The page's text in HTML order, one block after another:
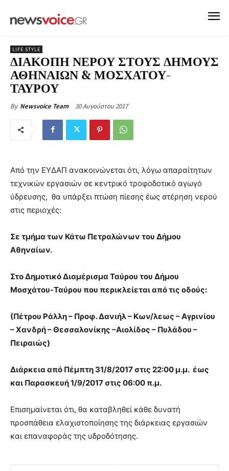
LIFE STYLE
ΔΙΑΚΟΠΗ ΝΕΡΟΥ ΣΤΟΥΣ ΔΗΜΟΥΣ
ΑΘΗΝΑΙΩΝ & ΜΟΣΧΑΤΟΥ-
ΤΑΥΡΟΥ
By Newsvoice Team 30 Αυγούστου 2017
Από την ΕΥΔΑΠ ανακοινώνεται ότι, λόγω απαραίτητων
τεχνικών εργασιών σε κεντρικό τροφοδοτικό αγωγό
ύδρευσης, θα υπάρξει πτώση πίεσης έως στέρηση νερού
στις περιοχές:
Σε τμήμα των Κάτω Πετραλώνων του Δήμου
Αθηναίων.
Στο Δημοτικό Διαμέρισμα Ταύρου του Δήμου
Μοσχάτου-Ταύρου που περικλείεται από τις οδούς:
(Πέτρου Ράλλη – Προφ. Δανιήλ – Κων/λεως – Αγρινίου
– Χανδρή – Θεσσαλονίκης –Αιολίδος – Πυλάδου –
Πειραιώς)
Διάρκεια από Πέμπτη 31/8/2017 στις 22:00 μ.μ. έως
και Παρασκευή 1/9/2017 στις 06:00 π.μ.
Επισημαίνεται ότι, θα καταβληθεί κάθε δυνατή
προσπάθεια ελαχιστοποίησης της διάρκειας εργασιών
και επαναφοράς της υδροδότησης.